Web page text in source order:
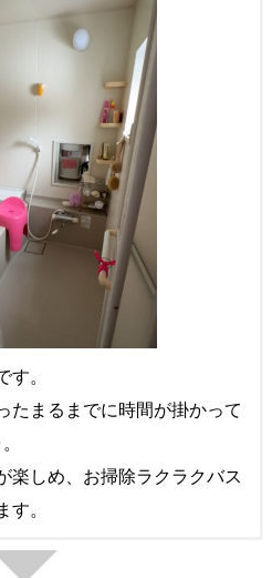
。
たまるまでに時間が掛かって
楽しめ、お掃除ラクラクバス
。